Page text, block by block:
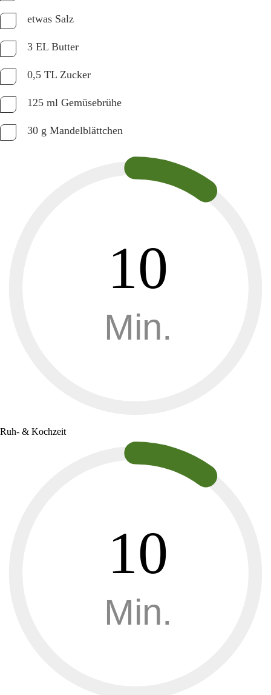
etwas Salz
3 EL Butter
0,5 TL Zucker
125 ml Gemüsebrühe
30 g Mandelblättchen
10
Min.
Ruh- & Kochzeit
10
Min.